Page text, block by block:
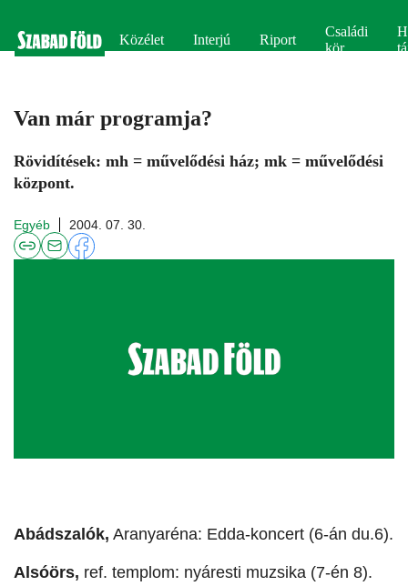
Közélet Interjú Riport
Családi
kör
Van már programja?
Rövidítések: mh = művelődési ház; mk = művelődési
központ.
Egyéb 2004. 07. 30.
Abádszalók, Aranyaréna: Edda-koncert (6-án du.6).
Alsóörs, ref. templom: nyáresti muzsika (7-én 8).